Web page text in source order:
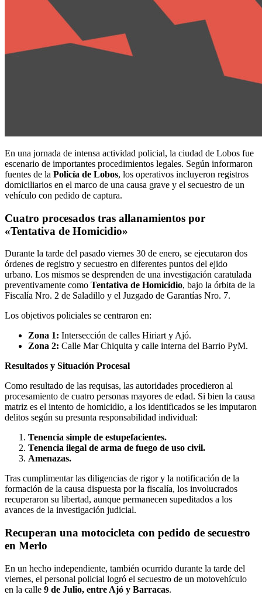
En una jornada de intensa actividad policial, la ciudad de Lobos fue
escenario de importantes procedimientos legales. Según informaron
fuentes de la Policía de Lobos, los operativos incluyeron registros
domiciliarios en el marco de una causa grave y el secuestro de un
vehículo con pedido de captura.
​Cuatro procesados tras allanamientos por
«Tentativa de Homicidio»
​Durante la tarde del pasado viernes 30 de enero, se ejecutaron dos
órdenes de registro y secuestro en diferentes puntos del ejido
urbano. Los mismos se desprenden de una investigación caratulada
preventivamente como Tentativa de Homicidio, bajo la órbita de la
Fiscalía Nro. 2 de Saladillo y el Juzgado de Garantías Nro. 7.
​Los objetivos policiales se centraron en:
Zona 1: Intersección de calles Hiriart y Ajó.
Zona 2: Calle Mar Chiquita y calle interna del Barrio PyM.
Resultados y Situación Procesal
Como resultado de las requisas, las autoridades procedieron al
procesamiento de cuatro personas mayores de edad. Si bien la causa
matriz es el intento de homicidio, a los identificados se les imputaron
delitos según su presunta responsabilidad individual:
Tenencia simple de estupefacientes.
Tenencia ilegal de arma de fuego de uso civil.
Amenazas.
​Tras cumplimentar las diligencias de rigor y la notificación de la
formación de la causa dispuesta por la fiscalía, los involucrados
recuperaron su libertad, aunque permanecen supeditados a los
avances de la investigación judicial.
​Recuperan una motocicleta con pedido de secuestro
en Merlo
​En un hecho independiente, también ocurrido durante la tarde del
viernes, el personal policial logró el secuestro de un motovehículo
en la calle 9 de Julio, entre Ajó y Barracas.